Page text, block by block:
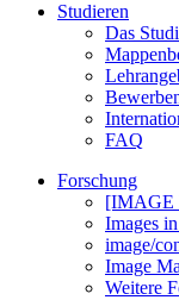
Studieren
Das
FAQ
Forschung
[IMAGE
Images
image/
Image
Weitere